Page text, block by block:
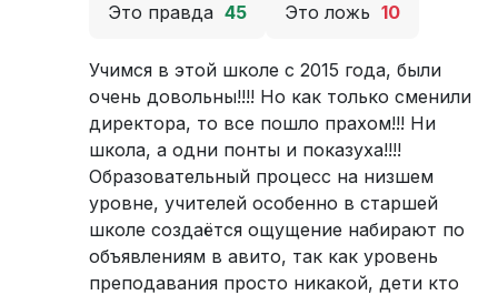
Это правда 45 Это ложь 10
Учимся в этой школе с 2015 года, были
очень довольны!!!! Но как только сменили
директора, то все пошло прахом!!! Ни
школа, а одни понты и показуха!!!!
Образовательный процесс на низшем
уровне, учителей особенно в старшей
школе создаётся ощущение набирают по
объявлениям в авито, так как уровень
преподавания просто никакой, дети кто